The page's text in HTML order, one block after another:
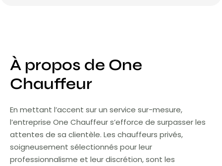
À propos de One
Chauffeur
En mettant l’accent sur un service sur-mesure,
l’entreprise One Chauffeur s’efforce de surpasser les
attentes de sa clientèle. Les chauffeurs privés,
soigneusement sélectionnés pour leur
professionnalisme et leur discrétion, sont les